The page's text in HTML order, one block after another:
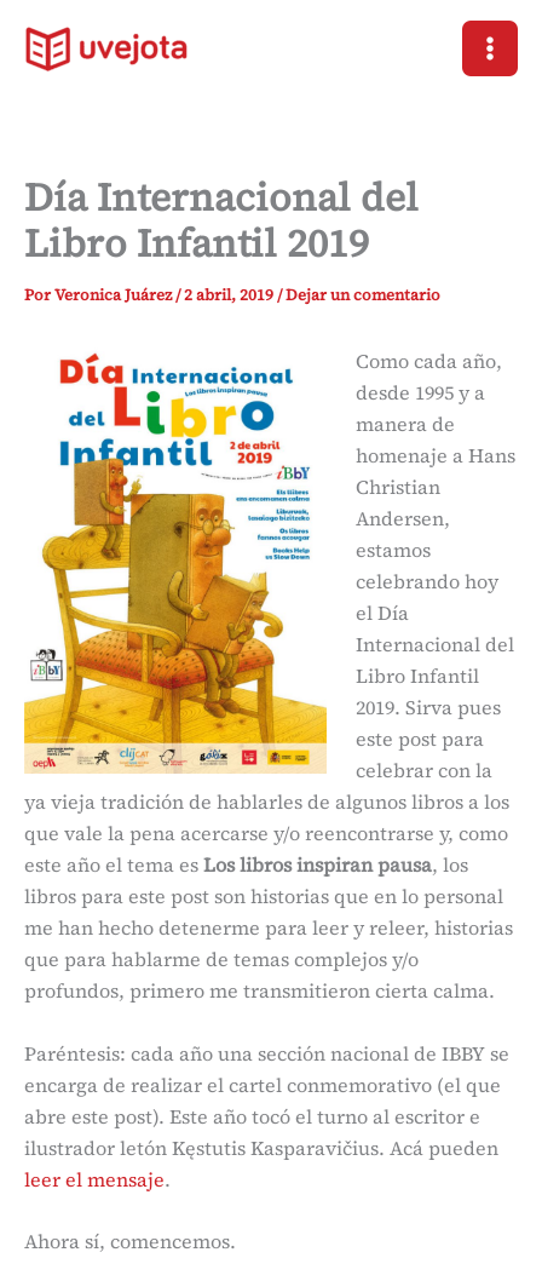
contenido
Día Internacional del
Libro Infantil 2019
PorVeronica Juárez/2 abril, 2019/Dejar un comentario
Como cada año,
desde 1995 y a
manera de
homenaje a Hans
Christian
Andersen,
estamos
celebrando hoy
el Día
Internacional del
Libro Infantil
2019. Sirva pues
este post para
celebrar con la
ya vieja tradición de hablarles de algunos libros a los
que vale la pena acercarse y/o reencontrarse y, como
este año el tema esLos libros inspiran pausa, los
libros para este post son historias que en lo personal
me han hecho detenerme para leer y releer, historias
que para hablarme de temas complejos y/o
profundos, primero me transmitieron cierta calma.
Paréntesis: cada año una sección nacional de IBBY se
encarga de realizar el cartel conmemorativo (el que
abre este post). Este año tocó el turno al escritor e
ilustrador letón Kęstutis Kasparavičius. Acá pueden
leer el mensaje.
Ahora sí, comencemos.